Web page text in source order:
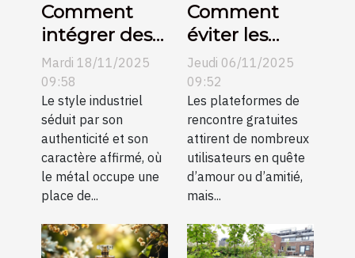
Comment
intégrer des
éléments
métalliques
dans un salon
industriel ?
Mardi 18/11/2025
09:58
Le style industriel
séduit par son
authenticité et son
caractère affirmé, où
le métal occupe une
place de...
Comment
éviter les
pièges des
plateformes
de rencontre
gratuites ?
Jeudi 06/11/2025
09:52
Les plateformes de
rencontre gratuites
attirent de nombreux
utilisateurs en quête
d’amour ou d’amitié,
mais...